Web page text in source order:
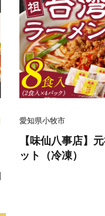
愛知県小牧市
【味仙八事店】
ット（冷凍）